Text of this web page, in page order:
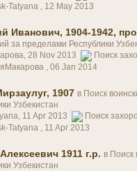
Tatyana , 12 May 2013
Иванович, 1904-1942,
за пределами Республики
28 Nov 2013
Поиск
,06 Jan 2014
1907 в Поиск
Узбекистан
11 Apr 2013
Поиск
Tatyana , 11 Apr 2013
1911 г.р. в Поиск
Узбекистан